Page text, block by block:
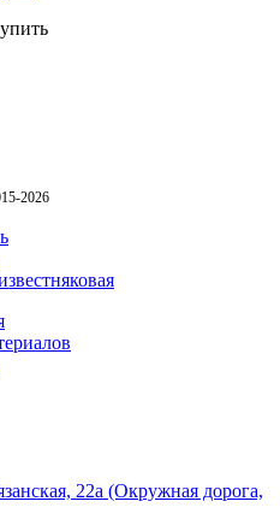
2026
22а (Окружная дорога,